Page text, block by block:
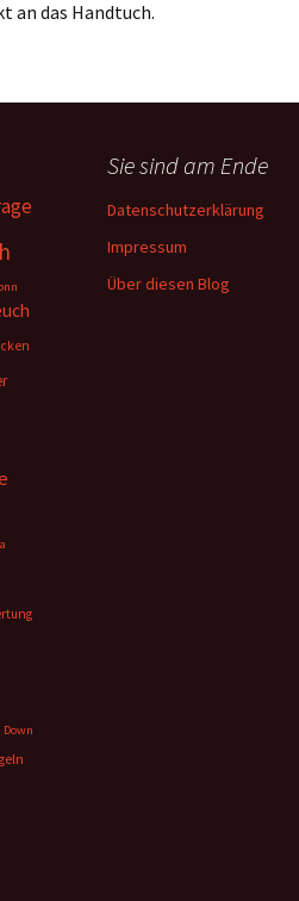
an das Handtuch.
Down
Sie sind am Ende
Datenschutzerklärung
Impressum
Über diesen Blog